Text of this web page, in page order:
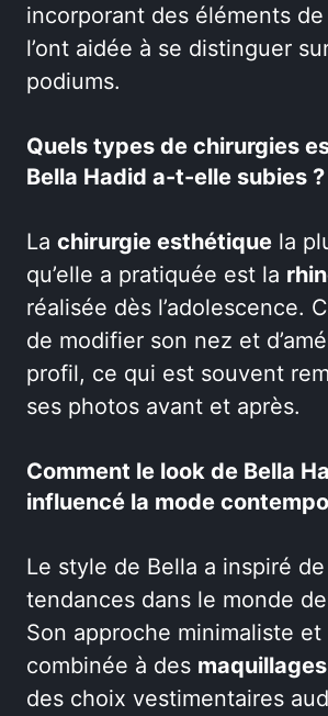
incorporant des éléments
l’ont aidée à se distinguer
podiums.
Quels types de chirurgies
Bella Hadid a-t-elle subies ?
La chirurgie esthétique la
qu’elle a pratiquée est la
réalisée dès l’adolescence.
de modifier son nez et
profil, ce qui est souvent
ses photos avant et après.
Comment le look de Bella
influencé la mode
Le style de Bella a inspiré
tendances dans le monde
Son approche minimaliste et
combinée à des
des choix vestimentaires